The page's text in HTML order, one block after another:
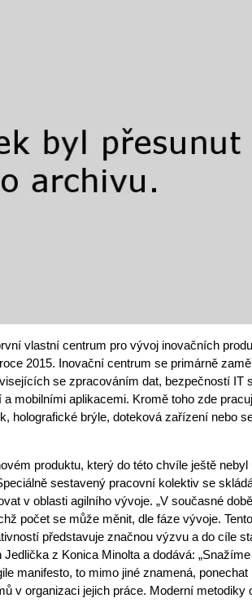
vlastní centrum pro vývoj inovačních
2015. Inovační centrum se primárně
se zpracováním dat, bezpečností IT
mobilními aplikacemi. Kromě toho zde
holografické brýle, doteková zařízení nebo
produktu, který do této chvíle ještě nebyl
sestavený pracovní kolektiv se
v oblasti agilního vývoje. „V současné
počet se může měnit, dle fáze vývoje.
představuje značnou výzvu a do cíle
z Konica Minolta a dodává:
manifesto, to mimo jiné znamená, ponechat
v organizaci jejich práce. Moderní metodiky